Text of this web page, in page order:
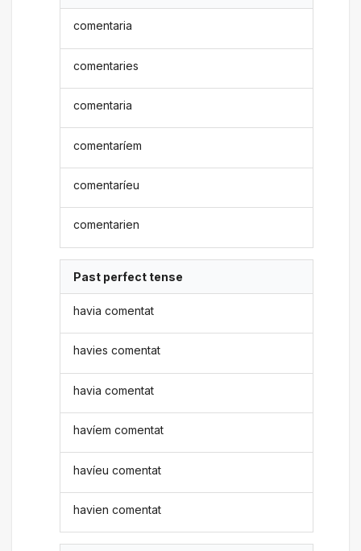
comentaria
comentaries
comentaria
comentaríem
comentaríeu
comentarien
Past perfect tense
havia comentat
havies comentat
havia comentat
havíem comentat
havíeu comentat
havien comentat